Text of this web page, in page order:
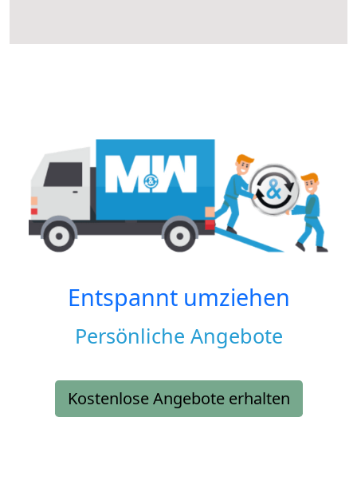
Entspannt umziehen
Persönliche Angebote
Kostenlose Angebote erhalten